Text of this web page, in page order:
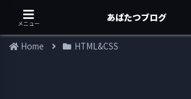
Home HTML&CSS
メニュー あばたつブログ